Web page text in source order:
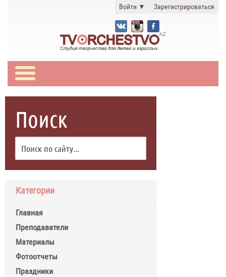
Войти ▼ Зарегистрироваться
Поиск
Категории
Главная
Преподаватели
Материалы
Фотоотчеты
Праздники